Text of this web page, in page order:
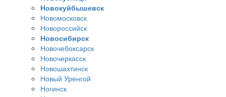
Новокуйбышевск
Новомосковск
Новороссийск
Новосибирск
Новочебоксарск
Новочеркасск
Новошахтинск
Новый Уренгой
Ногинск